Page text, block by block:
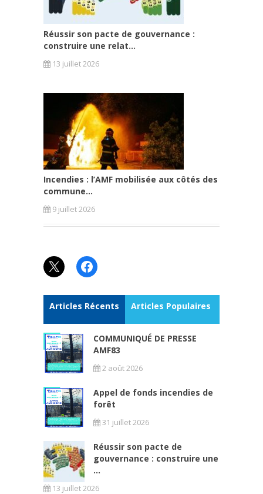
Réussir son pacte de gouvernance :
construire une relat...
13 juillet 2026
Incendies : l’AMF mobilisée aux côtés des
commune...
9 juillet 2026
X Facebook
Articles Récents Articles Populaires
COMMUNIQUÉ DE PRESSE
AMF83
2 août 2026
Appel de fonds incendies de
forêt
31 juillet 2026
Réussir son pacte de
gouvernance : construire une
...
13 juillet 2026